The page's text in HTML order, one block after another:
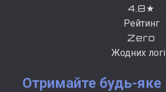
4.8★
Рейтинг
Zero
Жодних
Отримайте будь-яке